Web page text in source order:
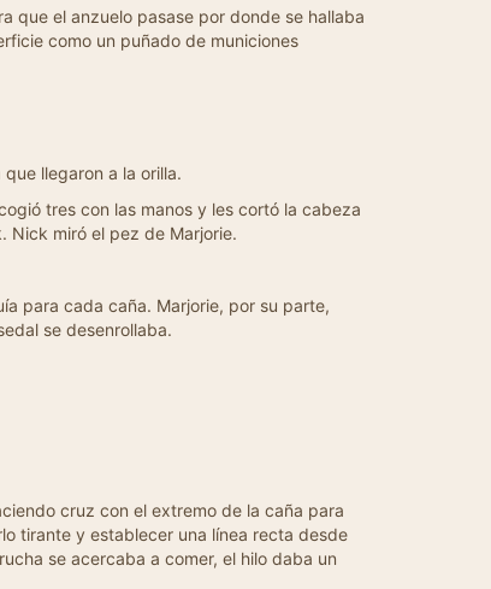
que el anzuelo pasase por donde se hallaba
como un puñado de municiones
llegaron a la orilla.
tres con las manos y les cortó la cabeza
Nick miró el pez de Marjorie.
para cada caña. Marjorie, por su parte,
se desenrollaba.
cruz con el extremo de la caña para
tirante y establecer una línea recta desde
se acercaba a comer, el hilo daba un